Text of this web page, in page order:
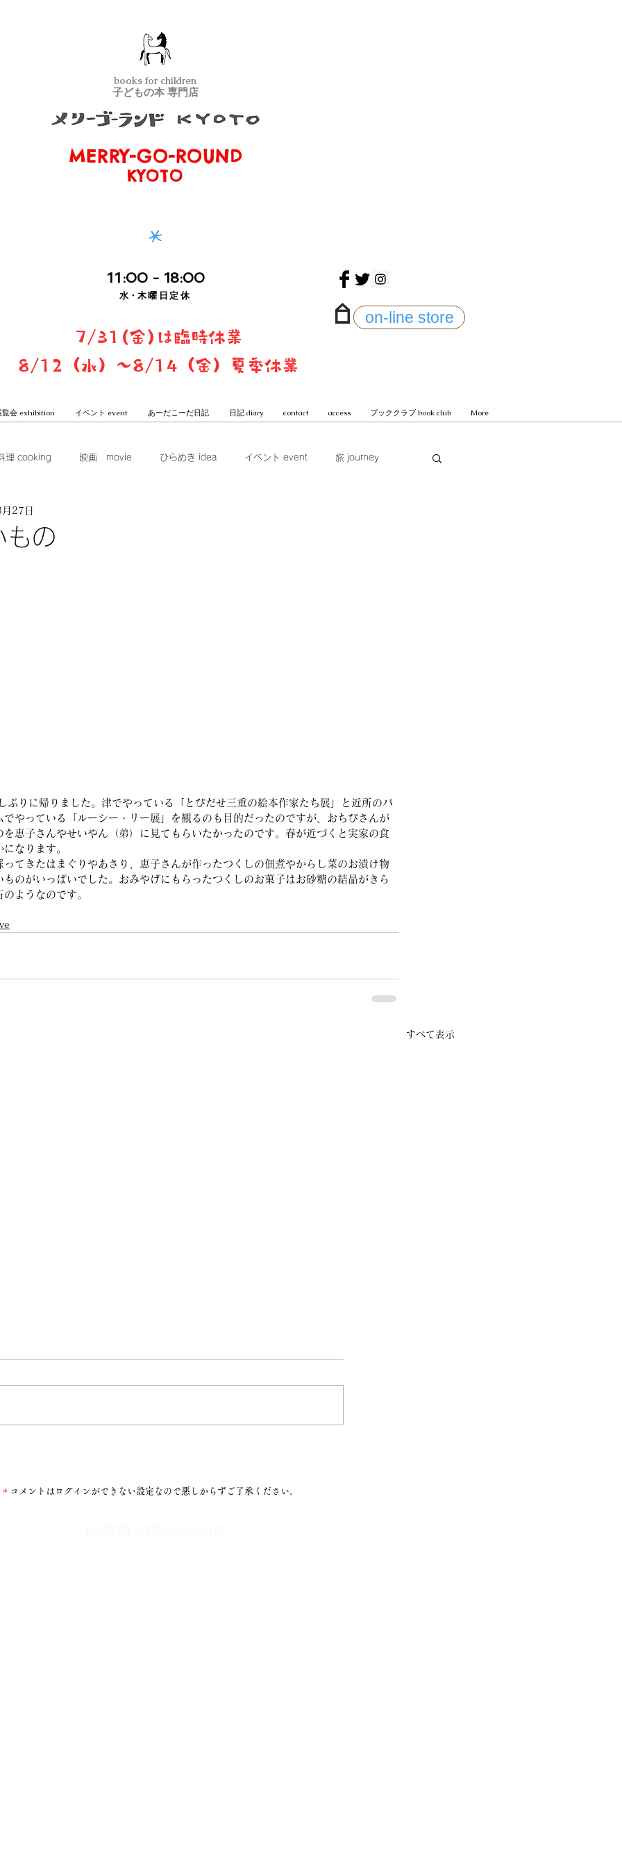
子どもの本 専門店
books for children
メリーゴーランド京都
MERRY-GO-ROUND
KYOTO
*
11 :00 - 18:00
水・ 木曜日定休
on-line store
7/31(金)は臨時休業
8/12（水）〜8/14（金）夏季休業
覧会 exhibition イベント event あーだこーだ日記 日記 diary contact access ブッククラブ book club More
理 cooking 映画 movie ひらめき idea イベント event 旅 journey
book club
もの
27日
でやっている「ルーシー・リー展」を観るのも目的だったのですが、おちびさんが
を恵子さんやせいやん（弟）に見てもらいたかったのです。春が近づくと実家の食
なります。
てきたはまぐりやあさり、恵子さんが作ったつくしの佃煮やからし菜のお漬け物
ものがいっぱいでした。おみやげにもらったつくしのお菓子はお砂糖の結晶がきら
ようなのです。
すべて表示
＊ コメントはログインができない設定なので悪しからずご了承ください。